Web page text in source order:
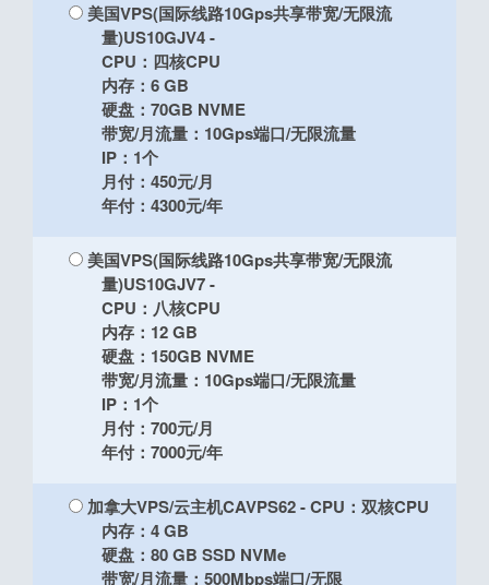
美国VPS(国际线路10Gps共享带宽/无限流
量)US10GJV4-
CPU：四核CPU
内存：6 GB
硬盘：70GB NVME
带宽/月流量：10Gps端口/无限流量
IP：1个
月付：450元/月
年付：4300元/年
美国VPS(国际线路10Gps共享带宽/无限流
量)US10GJV7-
CPU：八核CPU
内存：12 GB
硬盘：150GB NVME
带宽/月流量：10Gps端口/无限流量
IP：1个
月付：700元/月
年付：7000元/年
加拿大VPS/云主机CAVPS62- CPU：双核CPU
内存：4 GB
硬盘：80 GB SSD NVMe
带宽/月流量：500Mbps端口/无限